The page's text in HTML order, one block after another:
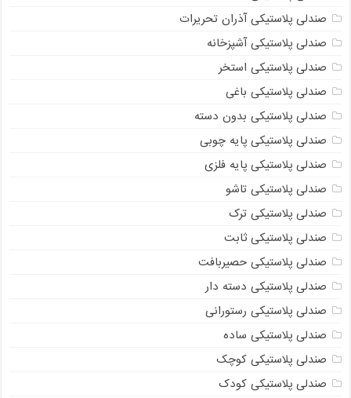
صندلی پلاستیکی آذران تحریرات
صندلی پلاستیکی آشپزخانه
صندلی پلاستیکی استخر
صندلی پلاستیکی باغی
صندلی پلاستیکی بدون دسته
صندلی پلاستیکی پایه چوبی
صندلی پلاستیکی پایه فلزی
صندلی پلاستیکی تاشو
صندلی پلاستیکی ترک
صندلی پلاستیکی ثابت
صندلی پلاستیکی حصیربافت
صندلی پلاستیکی دسته دار
صندلی پلاستیکی رستورانی
صندلی پلاستیکی ساده
صندلی پلاستیکی کوچک
صندلی پلاستیکی کودک